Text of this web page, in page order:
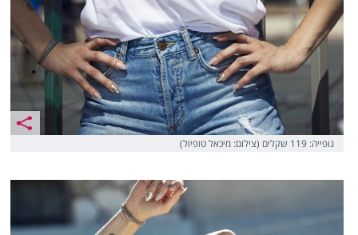
גופייה: 119 שקלים (צילום: מיכאל טופיול)